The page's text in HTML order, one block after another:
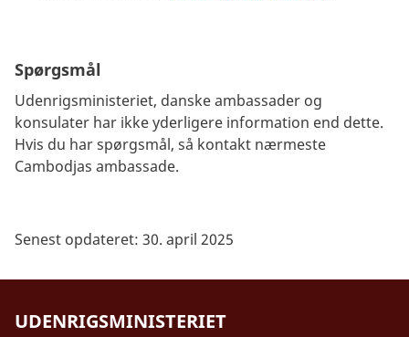
Spørgsmål
Udenrigsministeriet, danske ambassader og
konsulater har ikke yderligere information end dette.
Hvis du har spørgsmål, så kontakt nærmeste
Cambodjas ambassade.
Senest opdateret: 30. april 2025
UDENRIGSMINISTERIET